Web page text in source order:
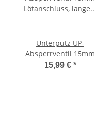
Unterputz UP-
Absperrventil 15mm
Lötanschluss, lange
15,99 € *